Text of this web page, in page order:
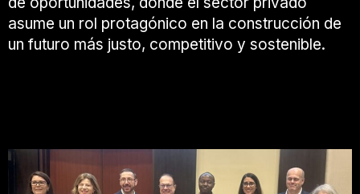
asume un rol protagónico en la construcción de
un futuro más justo, competitivo y sostenible.